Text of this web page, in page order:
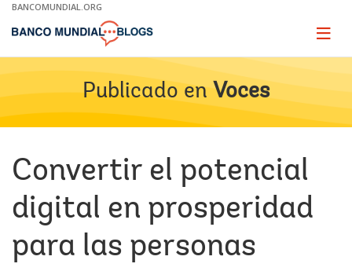
Skip
Main
BANCOMUNDIAL.ORG
Page
Publicado en Voces
Convertir el potencial
digital en prosperidad
para las personas